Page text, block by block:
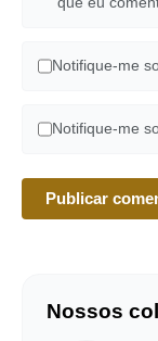
Notifique-me
Notifique-me
Nossos